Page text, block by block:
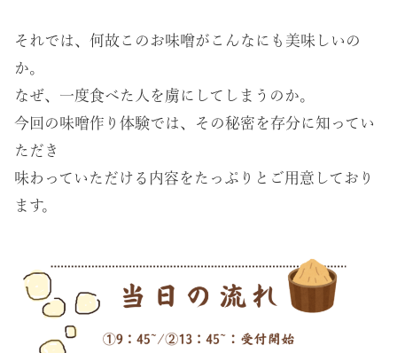
それでは、何故このお味噌がこんなにも美味しいの
か。
なぜ、一度食べた人を虜にしてしまうのか。
今回の味噌作り体験では、その秘密を存分に知ってい
ただき
味わっていただける内容をたっぷりとご用意しており
ます。